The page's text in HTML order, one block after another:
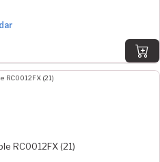
RC0012FX (21)